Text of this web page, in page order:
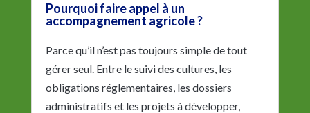
Pourquoi faire appel à un
accompagnement agricole ?
Parce qu’il n’est pas toujours simple de tout
gérer seul. Entre le suivi des cultures, les
obligations réglementaires, les dossiers
administratifs et les projets à développer,